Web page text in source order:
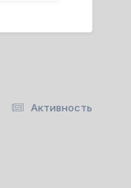
Активность